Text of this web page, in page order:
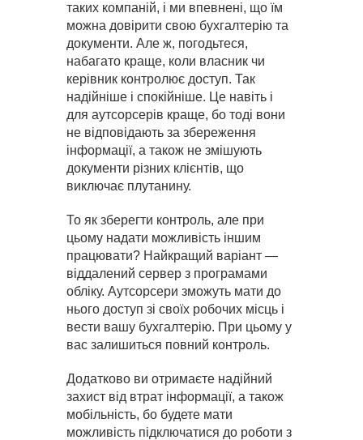
таких компаній, і ми впевнені, що їм
можна довірити свою бухгалтерію та
документи. Але ж, погодьтеся,
набагато краще, коли власник чи
керівник контролює доступ. Так
надійніше і спокійніше. Це навіть і
для аутсорсерів краще, бо тоді вони
не відповідають за збереження
інформації, а також не змішують
документи різних клієнтів, що
виключає плутанину.
То як зберегти контроль, але при
цьому надати можливість іншим
працювати? Найкращий варіант —
віддалений сервер з програмами
обліку. Аутсорсери зможуть мати до
нього доступ зі своїх робочих місць і
вести вашу бухгалтерію. При цьому у
вас залишиться повний контроль.
Додатково ви отримаєте надійний
захист від втрат інформації, а також
мобільність, бо будете мати
можливість підключатися до роботи з